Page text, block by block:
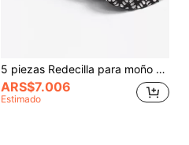
5 piezas Redecilla para moño sólida, Día de San Valentín casual, Accesorios para el cabello, Coleta, Ligas para el cabello, Cuerda para el cabello, Sujetadores de coleta, Accesorios para la cabeza, Bandas de goma, Scrunchies, Viaje, Fiesta
ARS$7.006
Estimado